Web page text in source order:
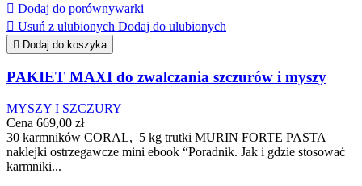
 Dodaj do porównywarki
 Usuń z ulubionych Dodaj do ulubionych
 Dodaj do koszyka
PAKIET MAXI do zwalczania szczurów i myszy
MYSZY I SZCZURY
Cena 669,00 zł
30 karmników CORAL, 5 kg trutki MURIN FORTE PASTA
naklejki ostrzegawcze mini ebook “Poradnik. Jak i gdzie stosować
karmniki...